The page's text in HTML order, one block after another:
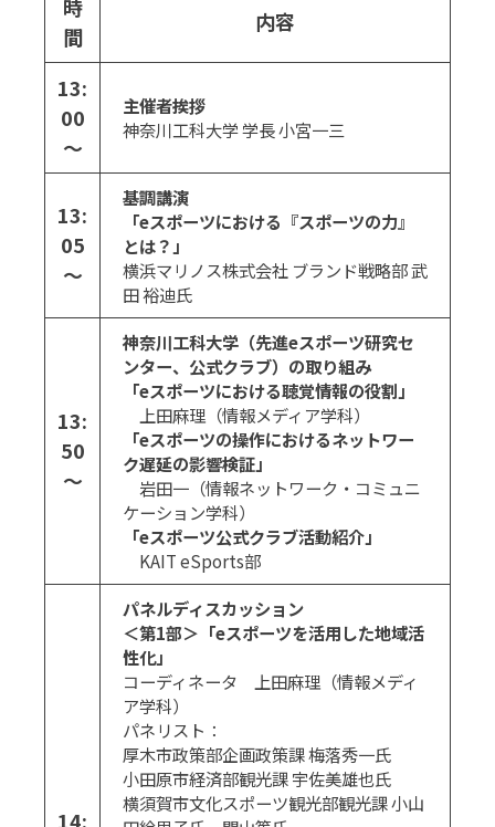
時
間
内容
13:
00
～
主催者挨拶
神奈川工科大学 学長 小宮一三
13:
05
～
基調講演
「eスポーツにおける『スポーツの力』
とは？」
横浜マリノス株式会社 ブランド戦略部 武
田 裕迪氏
13:
50
～
神奈川工科大学（先進eスポーツ研究セ
ンター、公式クラブ）の取り組み
「eスポーツにおける聴覚情報の役割」
上田麻理（情報メディア学科）
「eスポーツの操作におけるネットワー
ク遅延の影響検証」
岩田一（情報ネットワーク・コミュニ
ケーション学科）
「eスポーツ公式クラブ活動紹介」
KAIT eSports部
14:
パネルディスカッション
＜第1部＞「eスポーツを活用した地域活
性化」
コーディネータ 上田麻理（情報メディ
ア学科）
パネリスト：
厚木市政策部企画政策課 梅落秀一氏
小田原市経済部観光課 宇佐美雄也氏
横須賀市文化スポーツ観光部観光課 小山